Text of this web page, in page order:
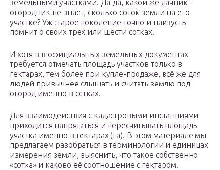
земельными участками. Да-да, какой же дачник-
огородник не знает, сколько соток земли на его
участке? Уж старое поколение точно и наизусть
помнит о своих трех или шести сотках!
И хотя в в официальных земельных документах
требуется отмечать площадь участков только в
гектарах, тем более при купле-продаже, всё же для
людей привычнее слышать и считать землю под
огород именно в сотках.
Для взаимодействия с кадастровыми инстанциями
приходится напрягаться и пересчитывать площадь
участка именно в гектарах (га). В этом материале мы
предлагаем разобраться в терминологии и единицах
измерения земли, выяснить, что такое собственно
«сотка» и каково её соотношение с гектаром.